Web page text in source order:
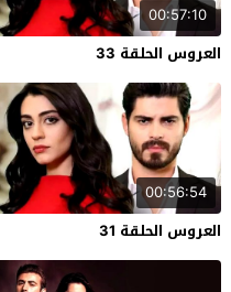
00:57:10
العروس الحلقة 33
00:56:54
العروس الحلقة 31